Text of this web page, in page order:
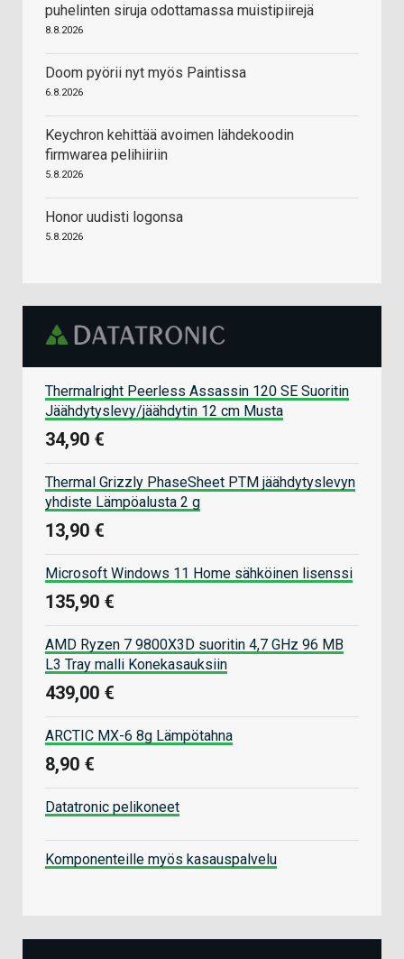
puhelinten siruja odottamassa muistipiirejä
8.8.2026
Doom pyörii nyt myös Paintissa
6.8.2026
Keychron kehittää avoimen lähdekoodin
firmwarea pelihiiriin
5.8.2026
Honor uudisti logonsa
5.8.2026
Thermalright Peerless Assassin 120 SE Suoritin
Jäähdytyslevy/jäähdytin 12 cm Musta
34,90 €
Thermal Grizzly PhaseSheet PTM jäähdytyslevyn
yhdiste Lämpöalusta 2 g
13,90 €
Microsoft Windows 11 Home sähköinen lisenssi
135,90 €
AMD Ryzen 7 9800X3D suoritin 4,7 GHz 96 MB
L3 Tray malli Konekasauksiin
439,00 €
ARCTIC MX-6 8g Lämpötahna
8,90 €
Datatronic pelikoneet
Komponenteille myös kasauspalvelu